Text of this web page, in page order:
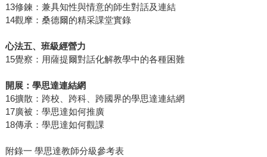
13修鍊：兼具知性與情意的師生對話及連結
14觀摩：桑德爾的精采課堂實錄
心法五、班級經營力
15覺察：用薩提爾對話化解教學中的各種困難
開展：學思達連結網
16擴散：跨校、跨科、跨國界的學思達連結網
17廣被：學思達如何推廣
18傳承：學思達如何觀課
附錄一 學思達教師分級參考表